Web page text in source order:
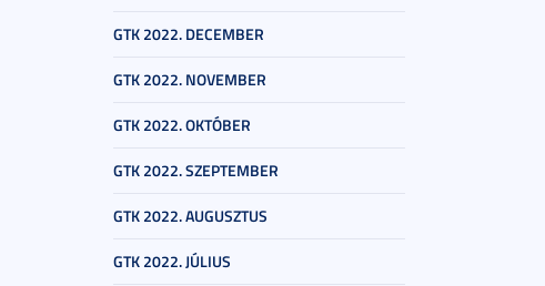
GTK 2022. DECEMBER
GTK 2022. NOVEMBER
GTK 2022. OKTÓBER
GTK 2022. SZEPTEMBER
GTK 2022. AUGUSZTUS
GTK 2022. JÚLIUS